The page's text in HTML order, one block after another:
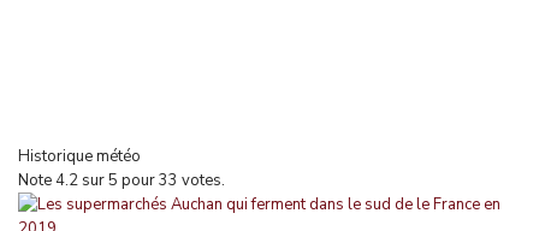
Historique météo
Note4.2 sur5 pour33 votes.